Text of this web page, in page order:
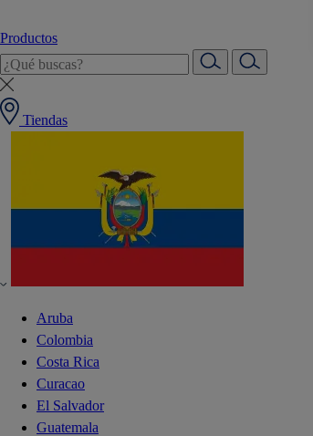
Productos
Tiendas
Aruba
Colombia
Costa Rica
Curacao
El Salvador
Guatemala